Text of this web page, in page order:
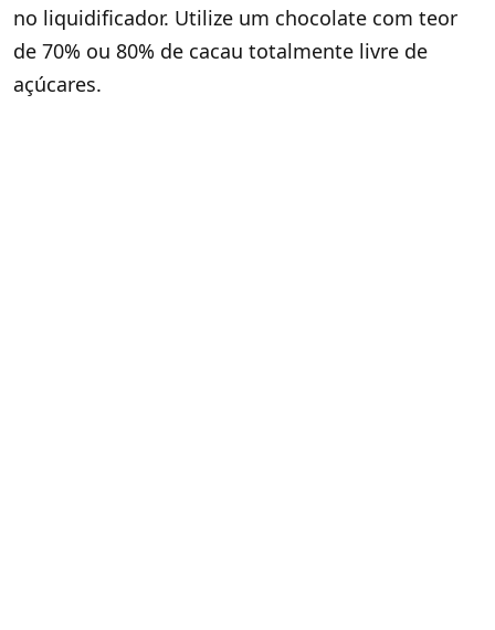
no liquidificador. Utilize um chocolate com teor
de 70% ou 80% de cacau totalmente livre de
açúcares.